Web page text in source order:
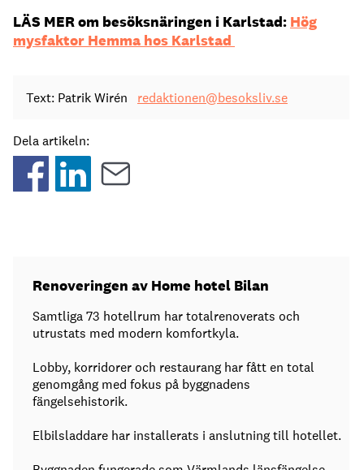
LÄS MER om besöksnäringen i Karlstad: Hög
mysfaktor Hemma hos Karlstad
Text: Patrik Wirén redaktionen@besoksliv.se
Dela artikeln:
Renoveringen av Home hotel Bilan
Samtliga 73 hotellrum har totalrenoverats och
utrustats med modern komfortkyla.
Lobby, korridorer och restaurang har fått en total
genomgång med fokus på byggnadens
fängelsehistorik.
Elbilsladdare har installerats i anslutning till hotellet.